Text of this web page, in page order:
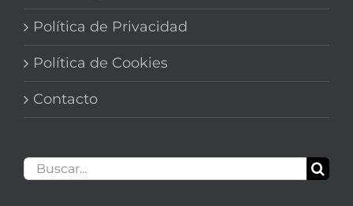
Política de Privacidad
Política de Cookies
Contacto
Buscar: